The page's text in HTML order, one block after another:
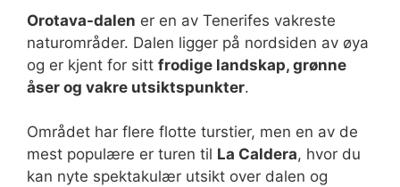
Orotava-dalen er en av Tenerifes vakreste
naturområder. Dalen ligger på nordsiden av øya
og er kjent for sitt fro­dige landskap, grønne
åser og vakre utsiktspunkter.
Området har flere flotte turstier, men en av de
mest populære er turen til La Caldera, hvor du
kan nyte spektakulær utsikt over dalen og